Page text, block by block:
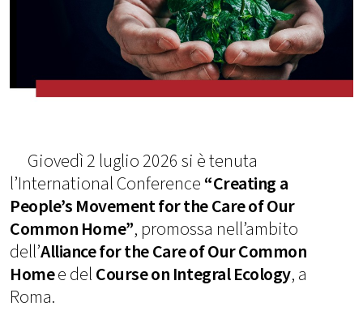
Giovedì 2 luglio 2026 si è tenuta
l’International Conference“Creating a
People’s Movement for the Care of Our
Common Home”, promossa nell’ambito
dell’Alliance for the Care of Our Common
Homee delCourse on Integral Ecology, a
Roma.